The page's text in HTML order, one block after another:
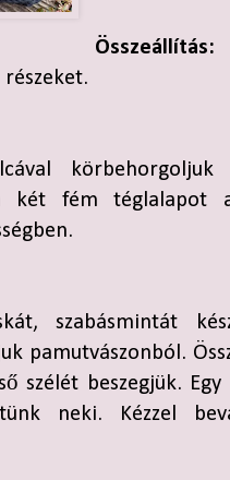
Összeállítás:
két fém téglalapot
szabásmintát
pamutvászonból.
szélét beszegjük. Egy
neki. Kézzel